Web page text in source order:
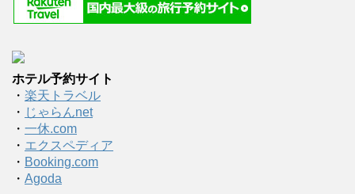
ホテル予約サイト
・ 楽天トラベル
・ じゃらんnet
・ 一休.com
・ エクスペディア
・ Booking.com
・ Agoda